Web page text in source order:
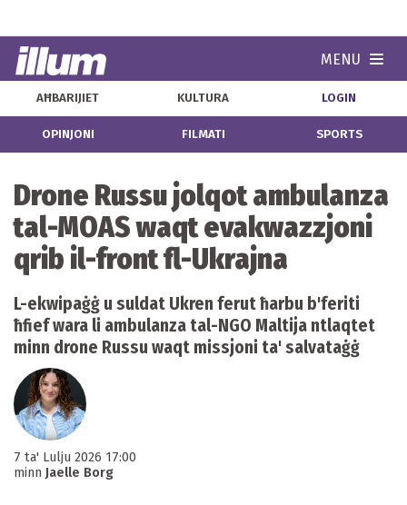
MENU
AĦBARIJIET KULTURA LOGIN
OPINJONI FILMATI SPORTS
Drone Russu jolqot ambulanza
tal-MOAS waqt evakwazzjoni
qrib il-front fl-Ukrajna
L-ekwipaġġ u suldat Ukren ferut ħarbu b'feriti
ħfief wara li ambulanza tal-NGO Maltija ntlaqtet
minn drone Russu waqt missjoni ta' salvataġġ
7 ta' Lulju 2026 17:00
minn Jaelle Borg